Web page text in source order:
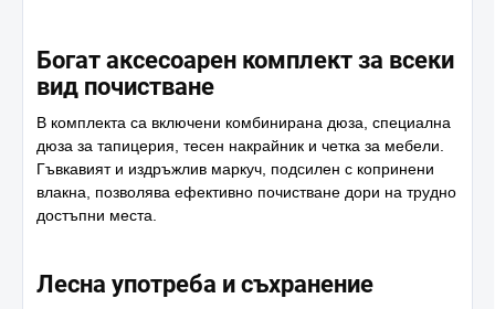
Богат аксесоарен комплект за всеки
вид почистване
В комплекта са включени комбинирана дюза, специална
дюза за тапицерия, тесен накрайник и четка за мебели.
Гъвкавият и издръжлив маркуч, подсилен с копринени
влакна, позволява ефективно почистване дори на трудно
достъпни места.
Лесна употреба и съхранение